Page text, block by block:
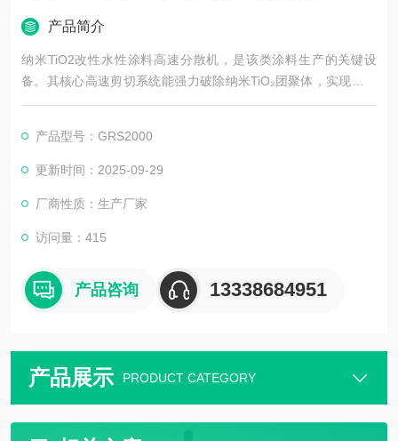
产品简介
纳米TiO2改性水性涂料高速分散机，是该类涂料生产的关键设
备。其核心高速剪切系统能强力破除纳米TiO₂团聚体，实现粉体
与涂料基体均匀分散；配备精准控温模块，避免分散过程升温影
耐候性，满足环保水性涂料生产需求。
产品型号：GRS2000
更新时间：2025-09-29
厂商性质：生产厂家
访问量：415
产品咨询 13338684951
产品展示 PRODUCT CATEGORY